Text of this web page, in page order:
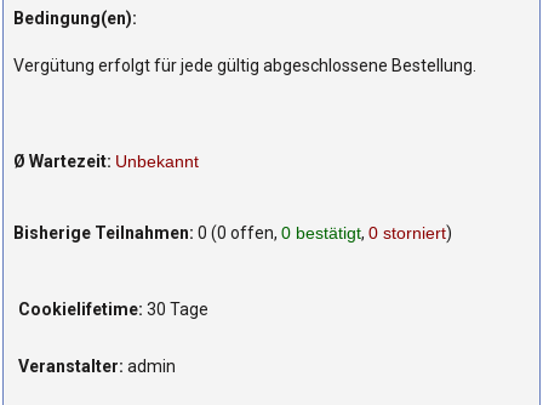
Bedingung(en):
Vergütung erfolgt für jede gültig abgeschlossene Bestellung.
Ø Wartezeit: Unbekannt
Bisherige Teilnahmen: 0 (0 offen, 0 bestätigt, 0 storniert)
Cookielifetime: 30 Tage
Veranstalter: admin